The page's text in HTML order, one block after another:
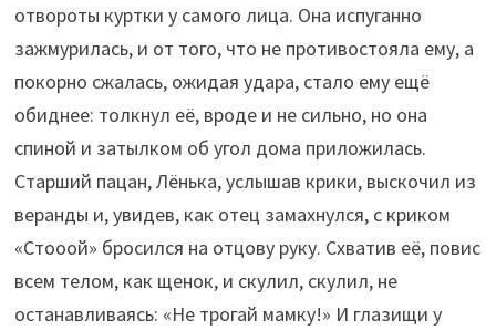
отвороты куртки у самого лица. Она испуганно
зажмурилась, и от того, что не противостояла ему, а
покорно сжалась, ожидая удара, стало ему ещё
обиднее: толкнул её, вроде и не сильно, но она
спиной и затылком об угол дома приложилась.
Старший пацан, Лёнька, услышав крики, выскочил из
веранды и, увидев, как отец замахнулся, с криком
«Стооой» бросился на отцову руку. Схватив её, повис
всем телом, как щенок, и скулил, скулил, не
останавливаясь: «Не трогай мамку!» И глазищи у